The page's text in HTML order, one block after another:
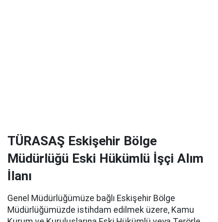
TÜRASAŞ Eskişehir Bölge
Müdürlüğü Eski Hükümlü İşçi Alım
İlanı
Genel Müdürlüğümüze bağlı Eskişehir Bölge
Müdürlüğümüzde istihdam edilmek üzere, Kamu